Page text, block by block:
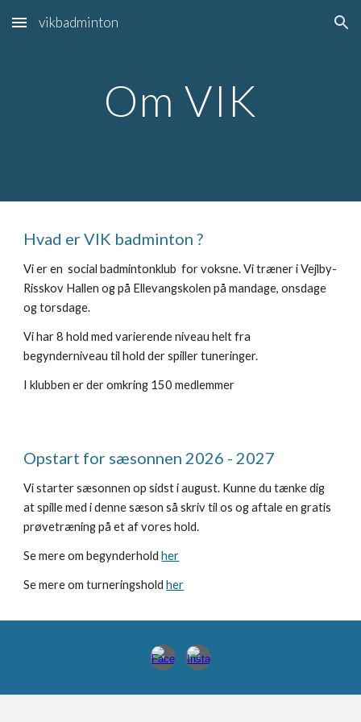
Skip to main content Skip to navigation
vikbadminton
Om VIK
Hvad er VIK badminton ?
Vi er en social badmintonklub for voksne. Vi træner i Vejlby-
Risskov Hallen og på Ellevangskolen på mandage, onsdage
og torsdage.
Vi har 8 hold med varierende niveau helt fra
begynderniveau til hold der spiller tuneringer.
I klubben er der omkring 150 medlemmer
Opstart for sæsonnen 2026 - 2027
Vi starter sæsonnen op sidst i august. Kunne du tænke dig
at spille med i denne sæson så skriv til os og aftale en gratis
prøvetræning på et af vores hold.
Se mere om begynderholdher
Se mere om turneringsholdher